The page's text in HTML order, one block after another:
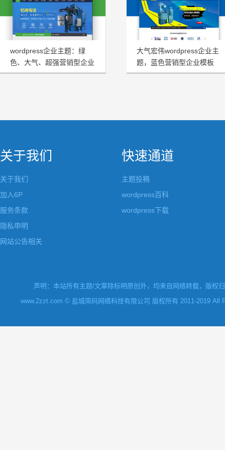
wordpress企业主题：绿
色、大气、超强营销型企业
模板HRtheme发布
大气宏伟wordpress企业主
题，蓝色营销型企业模板
HJtheme发布
关于我们
关于我们
加入6P
服务条款
隐私申明
网站公告相关
快速通道
主题投稿
wordpress百科
wordpress下载
声明：本站所有主题/文章除标明原创外，均来自网络转载，版权
www.2zzt.com © 盐城简码网络科技有限公司 版权所有 2011-2019